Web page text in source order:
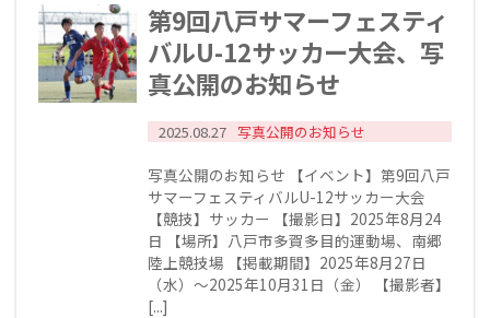
第9回八戸サマーフェスティ
バルU-12サッカー大会、写
真公開のお知らせ
2025.08.27 写真公開のお知らせ
写真公開のお知らせ 【イベント】第9回八戸
サマーフェスティバルU-12サッカー大会
【競技】サッカー 【撮影日】2025年8月24
日 【場所】八戸市多賀多目的運動場、南郷
陸上競技場 【掲載期間】2025年8月27日
（水）～2025年10月31日（金） 【撮影者】
[...]